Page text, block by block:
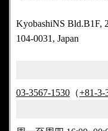
KyobashiNS Bld.B1F,
104-0031, Japan
03-3567-1530（+81-3-